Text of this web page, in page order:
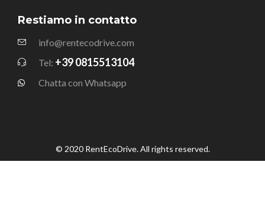
Restiamo in contatto
info@rentecodrive.com
Tel: +39 0815513104
Chatta con Whatsapp
© 2020 RentEcoDrive. All rights reserved.